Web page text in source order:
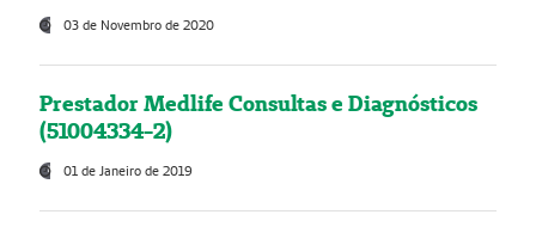
03 de Novembro de 2020
Prestador Medlife Consultas e Diagnósticos
(51004334-2)
01 de Janeiro de 2019